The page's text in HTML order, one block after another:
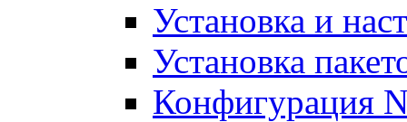
Установка и
Установка
Конфигурация